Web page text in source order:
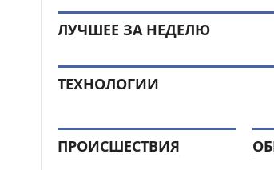
ЛУЧШЕЕ ЗА НЕДЕЛЮ
ТЕХНОЛОГИИ
ПРОИСШЕСТВИЯ